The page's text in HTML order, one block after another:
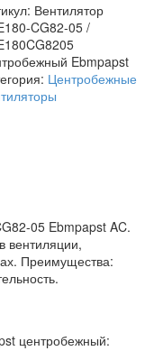
Вентилятор
CG82-05 /
Ebmpapst
Центробежные
05 Ebmpapst AC.
вентиляции,
Преимущества:
центробежный: